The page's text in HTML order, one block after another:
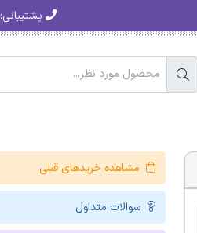
پشتیبانی:
مشاهده خریدهای قبلی
سوالات متداول